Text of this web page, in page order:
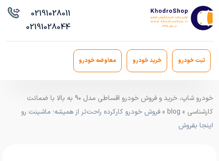
02191028011
02191028044
ثبت خودرو خرید خودرو معاوضه خودرو
خودرو شاپ، خرید و فروش خودرو اقساطی مدل ۹۰ به بالا با ضمانت
کارشناسی »
blog » فروش خودرو کارکرده راحت‌تر از همیشه؛ ماشینت رو
اینجا بفروش